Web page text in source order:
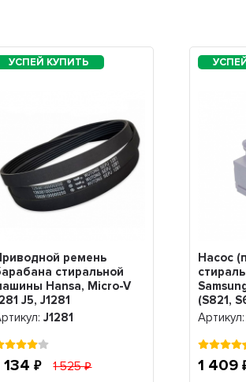
ремень
стиральной
Hansa, Micro-V
J5, J1281
J1281
134 1 525
Насос
(S821,
SР000
Артикул:
1 409